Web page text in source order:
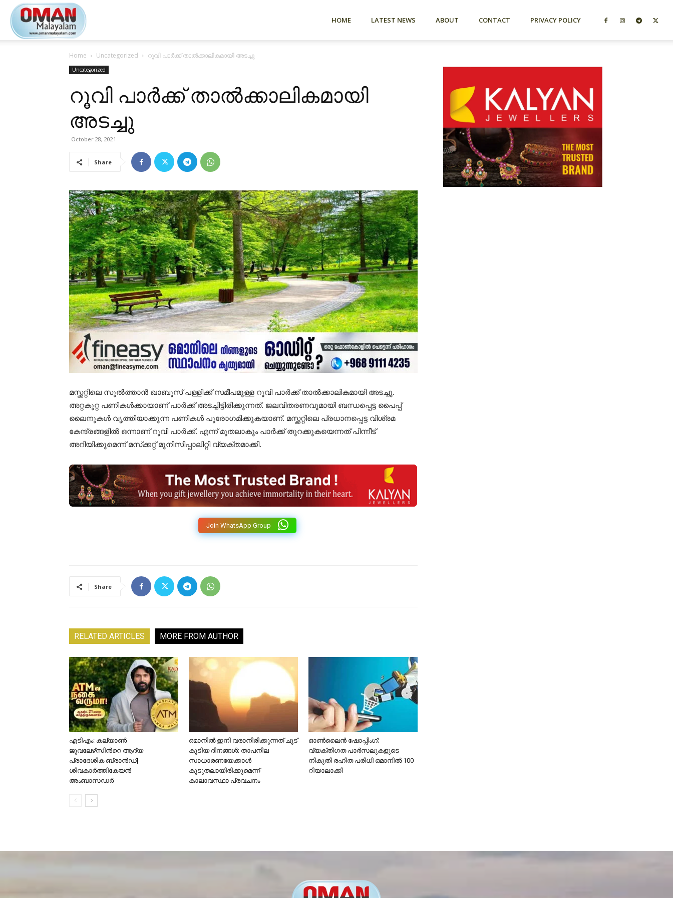
Malayalam
HOME LATEST NEWS ABOUT CONTACT PRIVACY POLICY
Home Uncategorized റൂവി പാർക്ക് താൽക്കാലികമായി അടച്ചു
Uncategorized
റൂവി പാർക്ക് താൽക്കാലികമായി
അടച്ചു
October 28, 2021
Share
മസ്ക്കറ്റിലെ സുൽത്താൻ ഖാബൂസ് പള്ളിക്ക് സമീപമുള്ള റൂവി പാർക്ക് താൽക്കാലികമായി അടച്ചു.
അറ്റകുറ്റ പണികൾക്കായാണ് പാർക്ക് അടച്ചിട്ടിരിക്കുന്നത്. ജലവിതരണവുമായി ബന്ധപ്പെട്ട പൈപ്പ്
ലൈനുകൾ വൃത്തിയാക്കുന്ന പണികൾ പുരോഗമിക്കുകയാണ്. മസ്ക്കറ്റിലെ പ്രധാനപ്പെട്ട വിശ്രമ
കേന്ദ്രങ്ങളിൽ ഒന്നാണ് റൂവി പാർക്ക്. എന്ന് മുതലാകും പാർക്ക് തുറക്കുകയെന്നത് പിന്നീട്
അറിയിക്കുമെന്ന് മസ്‌ക്കറ്റ് മുനിസിപ്പാലിറ്റി വ്യക്തമാക്കി.
Join WhatsApp Group
Share
RELATED ARTICLES MORE FROM AUTHOR
എടിഎം: കല്യാണ്‍
ജുവലേഴ്‌സിന്‍റെ ആദ്യ
പ്രാദേശിക ബ്രാന്‍ഡ്|
ശിവകാര്‍ത്തികേയന്‍
അംബാസഡര്‍
ഒമാനിൽ ഇനി വരാനിരിക്കുന്നത് ചൂട്
കൂടിയ ദിനങ്ങൾ; താപനില
സാധാരണയേക്കാൾ
കൂടുതലായിരിക്കുമെന്ന്
കാലാവസ്ഥാ പ്രവചനം
ഓൺലൈൻ ഷോപ്പിംഗ്;
വ്യക്തിഗത പാർസലുകളുടെ
നികുതി രഹിത പരിധി ഒമാനിൽ 100
റിയാലാക്കി